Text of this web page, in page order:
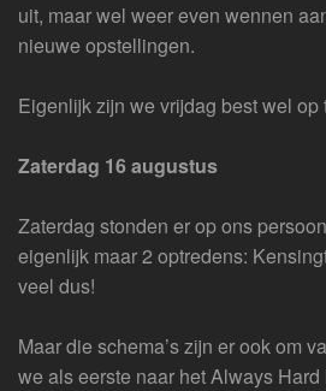
uit, maar wel weer even wennen
nieuwe opstellingen.
Eigenlijk zijn we vrijdag best wel op
Zaterdag 16 augustus
Zaterdag stonden er op ons
eigenlijk maar 2 optredens:
veel dus!
Maar die schema’s zijn er ook om
we als eerste naar het Always